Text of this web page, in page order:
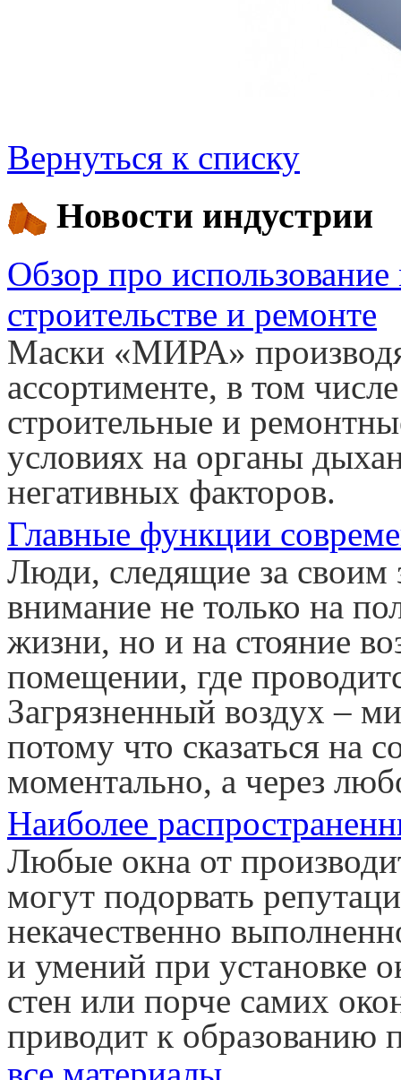
Вернуться к списку
Новости индустрии
Обзор про
строительстве и ремонте
Маски «МИРА»
ассортименте, в том
строительные и
условиях на органы
негативных факторов.
Главные функции
Люди, следящие за своим
внимание не только на
жизни, но и на стояние
помещении, где
Загрязненный воздух –
потому что сказаться на
моментально, а через
Наиболее
Любые окна от
могут подорвать
некачественно
и умений при установке
стен или порче самих
приводит к образованию